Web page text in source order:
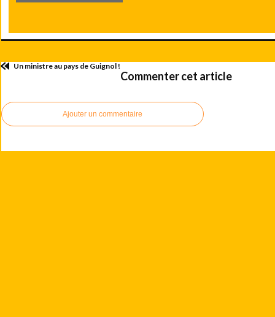
Un ministre au pays de Guignol !
Commenter cet article
Ajouter un commentaire